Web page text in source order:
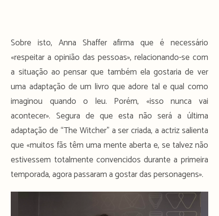
Sobre isto, Anna Shaffer afirma que é necessário
«respeitar a opinião das pessoas», relacionando-se com
a situação ao pensar que também ela gostaria de ver
uma adaptação de um livro que adore tal e qual como
imaginou quando o leu. Porém, «isso nunca vai
acontecer». Segura de que esta não será a última
adaptação de “The Witcher” a ser criada, a actriz salienta
que «muitos fãs têm uma mente aberta e, se talvez não
estivessem totalmente convencidos durante a primeira
temporada, agora passaram a gostar das personagens».